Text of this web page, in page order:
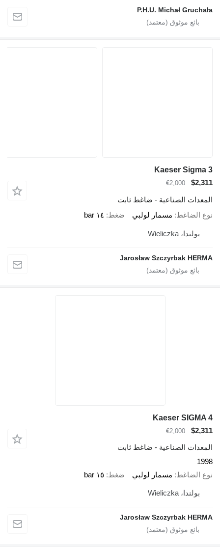
P.H.U. Michał Gruchała
Kaeser Sigma 3
$2,311
€2,000
المعدات الصناعية - ضاغط ثابت
نوع الضاغط مسمار لولبي ضغط ١٤ bar
بولندا، Wieliczka
Jarosław Szczyrbak HERMA
Kaeser SIGMA 4
$2,311
€2,000
المعدات الصناعية - ضاغط ثابت
1998
نوع الضاغط مسمار لولبي ضغط ١٥ bar
بولندا، Wieliczka
Jarosław Szczyrbak HERMA